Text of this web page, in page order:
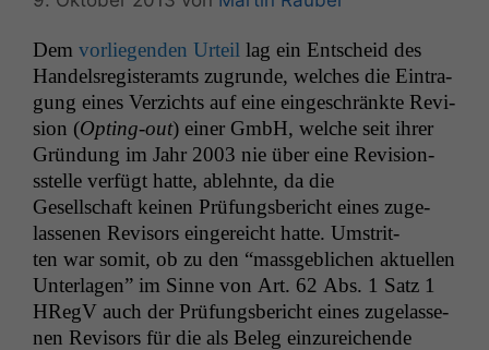
Dem vor­liegen­den Urteil lag ein Entscheid des
Han­del­sreg­is­ter­amts zugrunde, welch­es die Ein­tra­
gung eines Verzichts auf eine eingeschränk­te Revi­
sion (Opt­ing-out) ein­er GmbH, welche seit ihrer
Grün­dung im Jahr 2003 nie über eine Revi­sion­
sstelle ver­fügt hat­te, ablehnte, da die
Gesellschaft keinen Prü­fungs­bericht eines zuge­
lasse­nen Revi­sors ein­gere­icht hat­te. Umstrit­
ten war somit, ob zu den “mass­ge­blichen aktuellen
Unter­la­gen” im Sinne von Art. 62 Abs. 1 Satz 1
HRegV auch der Prü­fungs­bericht eines zuge­lasse­
nen Revi­sors für die als Beleg einzure­ichende